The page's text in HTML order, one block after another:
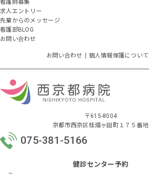
〒615-8004
京都市西京区桂畑ヶ田町１７５番地
075-381-5166
健診センター予約
看護師募集
求人エントリー
先輩からのメッセージ
看護部BLOG
お問い合わせ
お問い合わせ 個人情報保護について